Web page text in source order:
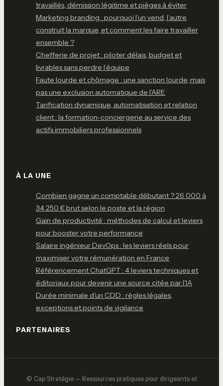
travaillés, démission légitime et pièges à éviter
Marketing branding : pourquoi l’un vend, l’autre
construit la marque, et comment les faire travailler
ensemble ?
Chefferie de projet : piloter délais, budget et
livrables sans perdre l’équipe
Faute lourde et chômage : une sanction lourde, mais
pas une exclusion automatique de l’ARE
Tarification dynamique, automatisation et relation
client : la formation-conciergerie au service des
actifs immobiliers professionnels
À LA UNE
Combien gagne un comptable débutant ? 26 000 à
34 250 € brut selon le poste et la région
Gain de productivité : méthodes de calcul et leviers
pour booster votre performance
Salaire ingénieur DevOps : les leviers réels pour
maximiser votre rémunération en France
Référencement ChatGPT : 4 leviers techniques et
éditoriaux pour devenir une source citée par l'IA
Durée minimale d'un CDD : règles légales,
exceptions et points de vigilance
PARTENAIRES
© Cap Stratégie — Ressources pratiques pour dirigeants et